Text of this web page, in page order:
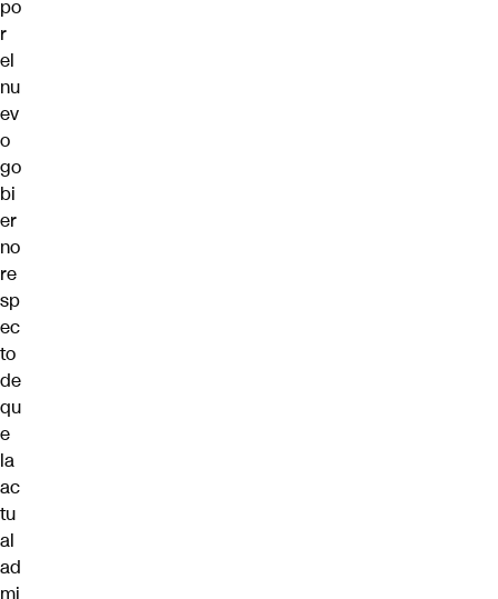
po
r
el
nu
ev
o
go
bi
er
no
re
sp
ec
to
de
qu
e
la
ac
tu
al
ad
mi